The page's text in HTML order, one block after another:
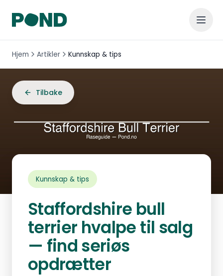
Hjem Artikler Kunnskap & tips
Tilbake
Kunnskap & tips
Staffordshire bull
terrier hvalpe til salg
— find seriøs
opdrætter